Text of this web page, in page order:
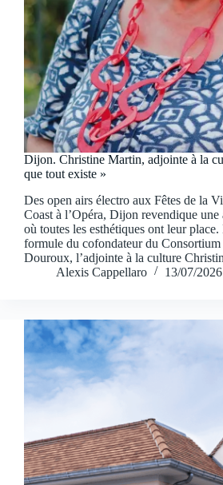
Dijon. Christine Martin, adjointe à la
que tout existe »
Des open airs électro aux Fêtes de la
Coast à l’Opéra, Dijon revendique
où toutes les esthétiques ont leur
formule du cofondateur du
Douroux, l’adjointe à la culture
Alexis Cappellaro
13/07/2026